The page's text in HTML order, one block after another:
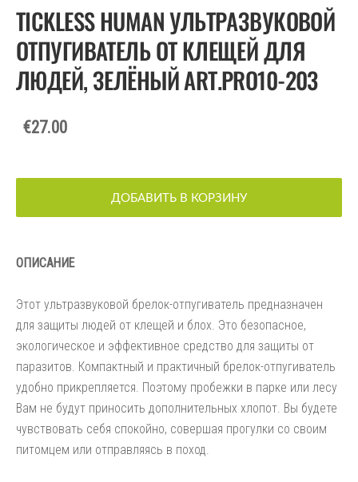
TICKLESS HUMAN УЛЬТРАЗВУКОВОЙ
ОТПУГИВАТЕЛЬ ОТ КЛЕЩЕЙ ДЛЯ
ЛЮДЕЙ, ЗЕЛЁНЫЙ ART.PRO10-203
€27.00
ДОБАВИТЬ В КОРЗИНУ
ОПИСАНИЕ
Этот ультразвуковой брелок-отпугиватель предназначен
для защиты людей от клещей и блох. Это безопасное,
экологическое и эффективное средство для защиты от
паразитов. Компактный и практичный брелок-отпугиватель
удобно прикрепляется. Поэтому пробежки в парке или лесу
Вам не будут приносить дополнительных хлопот. Вы будете
чувствовать себя спокойно, совершая прогулки со своим
питомцем или отправляясь в поход.